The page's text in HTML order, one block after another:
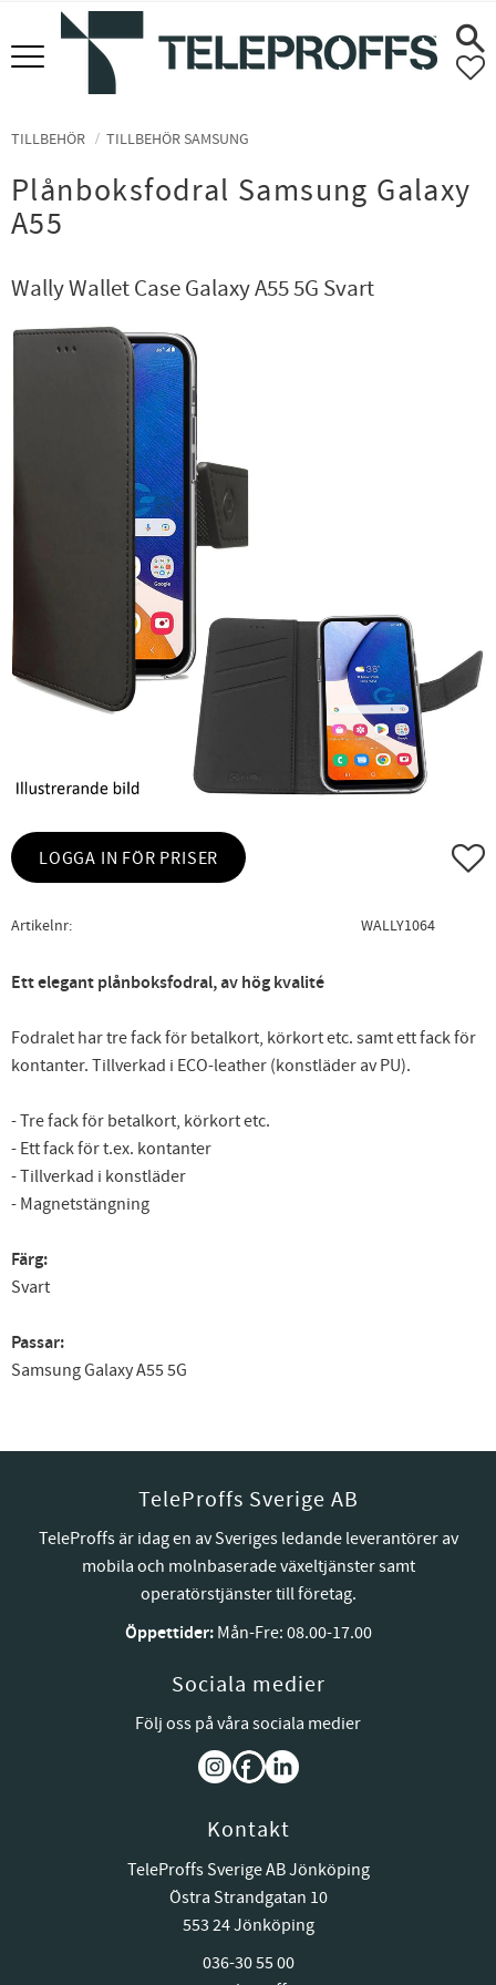
Meny
TILLBEHÖR TILLBEHÖR SAMSUNG
Plånboksfodral Samsung Galaxy
A55
Wally Wallet Case Galaxy A55 5G Svart
LOGGA IN FÖR PRISER Lägg
Artikelnr WALLY1064
Ett elegant plånboksfodral, av hög kvalité
Fodralet har tre fack för betalkort, körkort etc. samt ett fack för
kontanter. Tillverkad i ECO-leather (konstläder av PU).
- Tre fack för betalkort, körkort etc.
- Ett fack för t.ex. kontanter
- Tillverkad i konstläder
- Magnetstängning
Färg:
Svart
Passar:
Samsung Galaxy A55 5G
TeleProffs Sverige AB
TeleProffs är idag en av Sveriges ledande leverantörer av
mobila och molnbaserade växeltjänster samt
operatörstjänster till företag.
Öppettider:Mån-Fre: 08.00-17.00
Sociala medier
Följ oss på våra sociala medier
Kontakt
TeleProffs Sverige AB Jönköping
Östra Strandgatan 10
553 24 Jönköping
036-30 55 00